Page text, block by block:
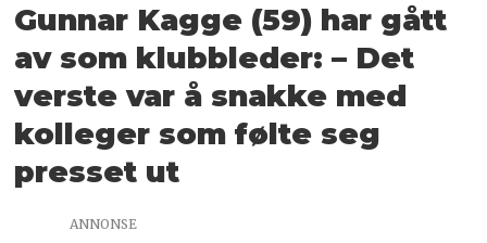
Gunnar Kagge (59) har gått
av som klubbleder: – Det
verste var å snakke med
kolleger som følte seg
presset ut
ANNONSE